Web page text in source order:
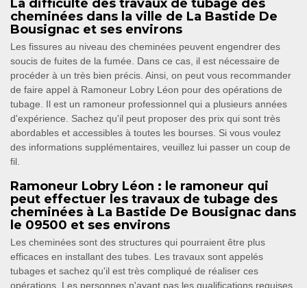
La difficulté des travaux de tubage des
cheminées dans la ville de La Bastide De
Bousignac et ses environs
Les fissures au niveau des cheminées peuvent engendrer des
soucis de fuites de la fumée. Dans ce cas, il est nécessaire de
procéder à un très bien précis. Ainsi, on peut vous recommander
de faire appel à Ramoneur Lobry Léon pour des opérations de
tubage. Il est un ramoneur professionnel qui a plusieurs années
d'expérience. Sachez qu'il peut proposer des prix qui sont très
abordables et accessibles à toutes les bourses. Si vous voulez
des informations supplémentaires, veuillez lui passer un coup de
fil.
Ramoneur Lobry Léon : le ramoneur qui
peut effectuer les travaux de tubage des
cheminées à La Bastide De Bousignac dans
le 09500 et ses environs
Les cheminées sont des structures qui pourraient être plus
efficaces en installant des tubes. Les travaux sont appelés
tubages et sachez qu'il est très compliqué de réaliser ces
opérations. Les personnes n'ayant pas les qualifications requises